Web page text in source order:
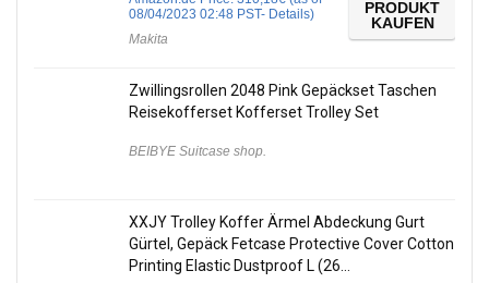
08/04/2023 02:48 PST- Details)
Makita
PRODUKT
KAUFEN
Zwillingsrollen 2048 Pink Gepäckset Taschen
Reisekofferset Kofferset Trolley Set
BEIBYE Suitcase shop.
XXJY Trolley Koffer Ärmel Abdeckung Gurt
Gürtel, Gepäck Fetcase Protective Cover Cotton
Printing Elastic Dustproof L (26…